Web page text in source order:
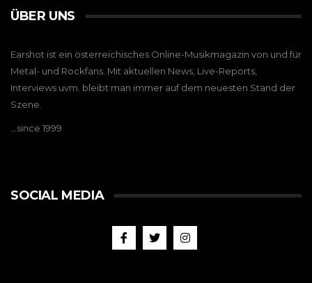
ÜBER UNS
Earshot ist ein österreichisches Online-Musikmagazin von und für
Metal- und Rockfans. Mit aktuellen News, Live-Reports,
Interviews uvm. bleibt man immer auf dem neuesten Stand der
Szene.
…since 1999
SOCIAL MEDIA